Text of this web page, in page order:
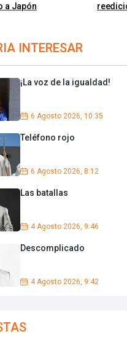
a Japón
INTERESAR
¡La voz de la igualdad!
6 Agosto 2026, 10:35
Teléfono rojo
6 Agosto 2026, 8:12
Las batallas
4 Agosto 2026, 9:46
Descomplicado
4 Agosto 2026, 9:42